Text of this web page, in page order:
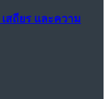
สถียร และความ